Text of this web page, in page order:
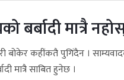
बर्बादी मात्रै
बोकेर कहींकतै पुगिंदैन ।
मात्रै साबित हुनेछ ।